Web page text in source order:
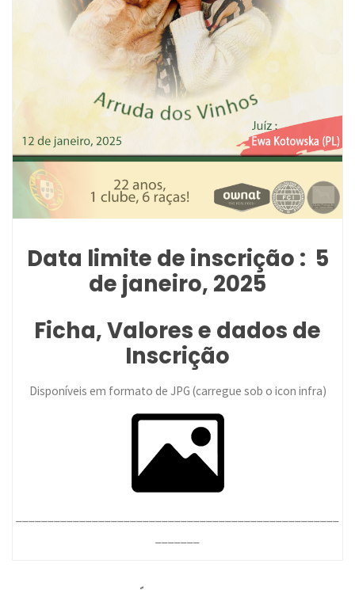
Data limite de inscrição : 5
de janeiro, 2025
Ficha, Valores e dados de
Inscrição
Disponíveis em formato de JPG (carregue sob o icon infra)